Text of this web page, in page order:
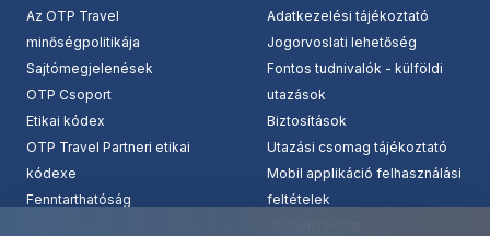
Az OTP Travel
minőségpolitikája
Sajtómegjelenések
OTP Csoport
Etikai kódex
OTP Travel Partneri etikai
kódexe
Fenntarthatóság
Adatkezelési tájékoztató
Jogorvoslati lehetőség
Fontos tudnivalók - külföldi
utazások
Biztosítások
Utazási csomag tájékoztató
Mobil applikáció felhasználási
feltételek